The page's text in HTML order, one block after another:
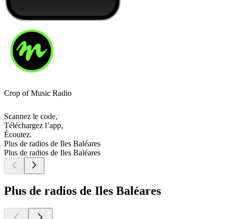
Crop of Music Radio
Scannez le code,
Téléchargez l’app,
Écoutez.
Plus de radios de Iles Baléares
Plus de radios de Iles Baléares
Plus de radios de Iles Baléares